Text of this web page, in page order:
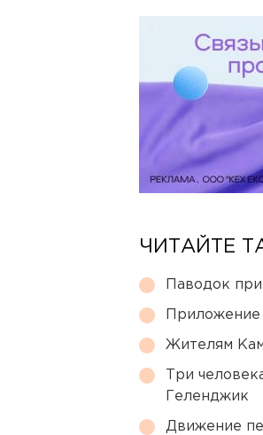
ЧИТАЙТЕ
Паводок
Жителям
Три
Геленджик
Движение